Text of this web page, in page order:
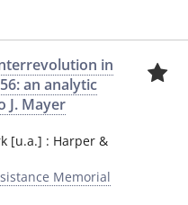
in
an analytic
J. Mayer
[u.a.] : Harper &
Memorial